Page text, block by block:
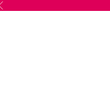
Zurück